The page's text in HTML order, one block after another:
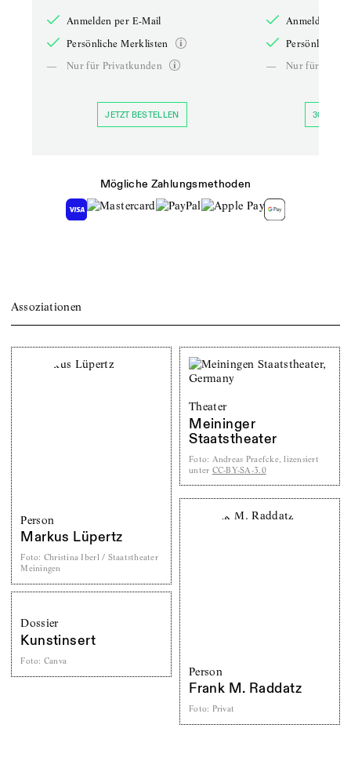
Anmelden per E-Mail
Persönliche Merklisten
—
Nur für Privatkunden
JETZT BESTELLEN
Anmelden
Persönliche
—
Nur für
30 TAGE
Mögliche Zahlungsmethoden
Assoziationen
Person
Markus Lüpertz
Foto: Christina Iberl / Staatstheater
Meiningen
Theater
Meininger
Staatstheater
Foto: Andreas Praefcke, lizensiert
unter CC-BY-SA-3.0
Person
Frank M. Raddatz
Foto: Privat
Dossier
Kunstinsert
Foto: Canva